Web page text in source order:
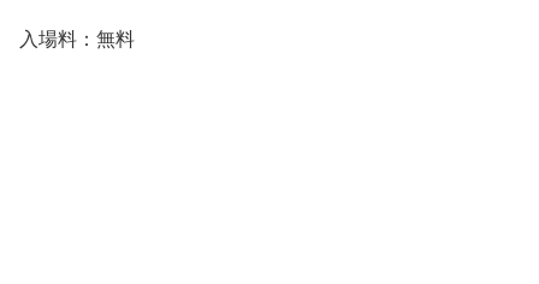
入場料：無料